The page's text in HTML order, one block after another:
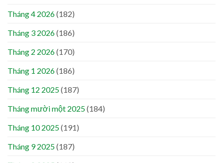
Tháng 4 2026(182)
Tháng 3 2026(186)
Tháng 2 2026(170)
Tháng 1 2026(186)
Tháng 12 2025(187)
Tháng mười một 2025(184)
Tháng 10 2025(191)
Tháng 9 2025(187)